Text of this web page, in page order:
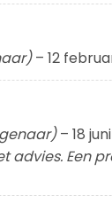
– 12
– 18
advies. Een